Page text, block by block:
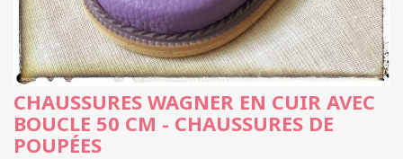
CHAUSSURES WAGNER EN CUIR AVEC
BOUCLE 50 CM - CHAUSSURES DE
POUPÉES